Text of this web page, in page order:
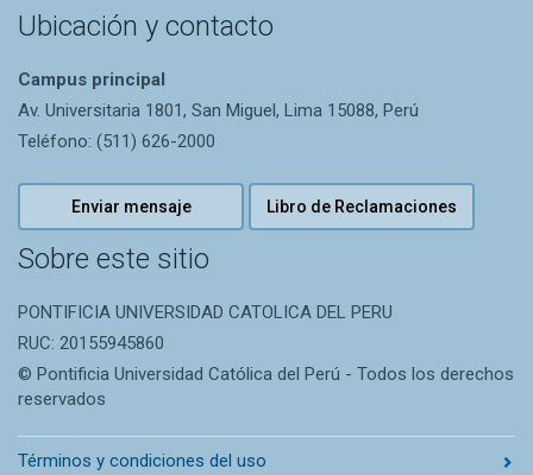
Ubicación y contacto
Campus principal
Av. Universitaria 1801, San Miguel, Lima 15088, Perú
Teléfono: (511) 626-2000
Enviar mensaje Libro de Reclamaciones
Sobre este sitio
PONTIFICIA UNIVERSIDAD CATOLICA DEL PERU
RUC: 20155945860
© Pontificia Universidad Católica del Perú - Todos los derechos
reservados
Términos y condiciones del uso